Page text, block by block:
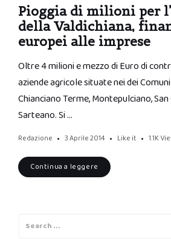
Pioggia di milioni per
della Valdichiana,
europei alle imprese
Oltre 4 milioni e mezzo di Euro di
aziende agricole situate nei dei
Chianciano Terme, Montepulciano,
Sarteano. Si …
Redazione 3 Aprile 2014 Like it 1.1K
Continua a leggere